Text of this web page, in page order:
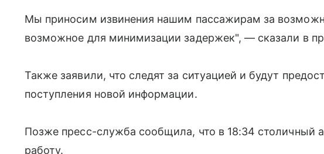
Мы приносим извинения нашим пассажирам за
возможное для минимизации задержек", — сказали в
Также заявили, что следят за ситуацией и будут
поступления новой информации.
Позже пресс-служба сообщила, что в 18:34 столичный
работу.